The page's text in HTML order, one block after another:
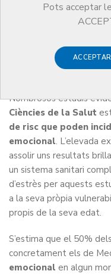
Pots acceptar
ACCEPTAR
Estudiants
Salut
Nombrosos estudis
Ciències de la Salut
de risc que poden
emocional. L’elevada
assolir uns resultats
un sistema sanitari
d’estrès per aquests
a la seva pròpia
propis de la seva edat.
S’estima que el 50%
concretament els de
emocional en algun